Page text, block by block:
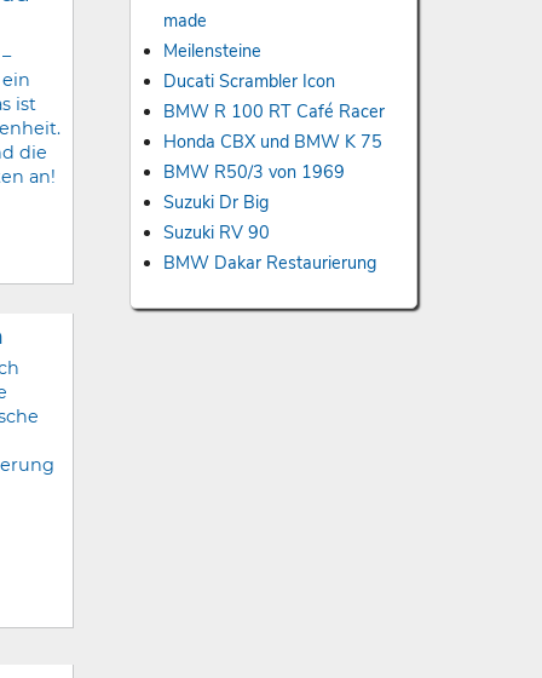
made
Meilensteine
Ducati Scrambler Icon
BMW R 100 RT Café Racer
Honda CBX und BMW K 75
BMW R50/3 von 1969
Suzuki Dr Big
Suzuki RV 90
BMW Dakar Restaurierung
ist
die
an!